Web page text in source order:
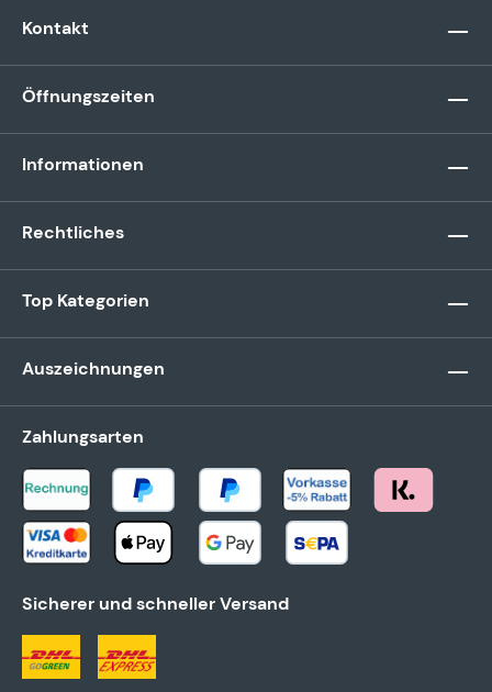
Kontakt
Öffnungszeiten
Informationen
Rechtliches
Top Kategorien
Auszeichnungen
Zahlungsarten
Sicherer und schneller Versand